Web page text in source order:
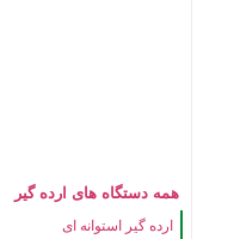
همه دستگاه های ارده گیر
ارده گیر استوانه ای